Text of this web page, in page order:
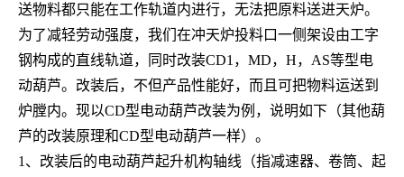
送物料都只能在工作轨道内进行，无法把原料送进天炉。
为了减轻劳动强度，我们在冲天炉投料口一侧架设由工字
钢构成的直线轨道，同时改装CD1，MD，H，AS等型电
动葫芦。改装后，不但产品性能好，而且可把物料运送到
炉膛内。现以CD型电动葫芦改装为例，说明如下（其他葫
芦的改装原理和CD型电动葫芦一样）。
1、改装后的电动葫芦起升机构轴线（指减速器、卷筒、起